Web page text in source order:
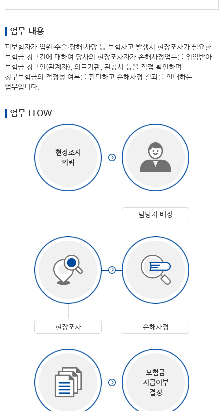
업무 내용
피보험자가 입원∙수술∙장해∙사망 등 보험사고 발생시 현장조사가 필요한
보험금 청구건에 대하여 당사의 현장조사자가 손해사정업무를 위임받아
보험금 청구인(관계자), 의료기관, 관공서 등을 직접 확인하며
청구보험금의 적정성 여부를 판단하고 손해사정 결과를 안내하는
업무입니다.
업무 FLOW
현장조사
의뢰
담당자 배정
현장조사 손해사정
보험금
지급여부
결정